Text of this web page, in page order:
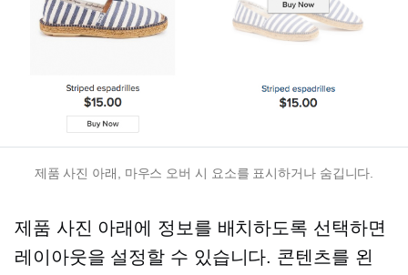
제품 사진 아래, 마우스 오버 시 요소를 표시하거나 숨깁니다.
제품 사진 아래에 정보를 배치하도록 선택하면
레이아웃을 설정할 수 있습니다. 콘텐츠를 왼